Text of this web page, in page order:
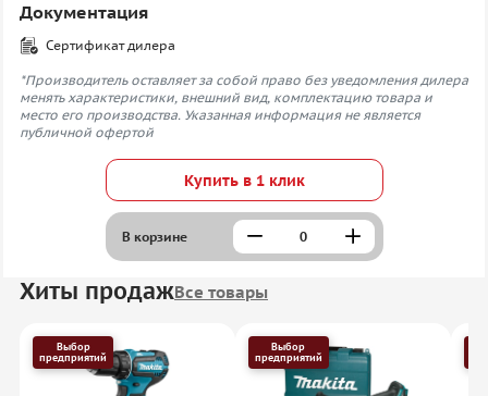
Документация
Сертификат дилера
*Производитель оставляет за собой право без уведомления дилера
менять характеристики, внешний вид, комплектацию товара и
место его производства. Указанная информация не является
публичной офертой
Купить в 1 клик
В корзине
Хиты продажВсе товары
Выбор
предприятий
Выбор
предприятий